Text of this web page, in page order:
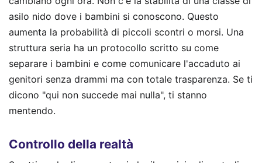
asilo nido dove i bambini si conoscono. Questo
aumenta la probabilità di piccoli scontri o morsi. Una
struttura seria ha un protocollo scritto su come
separare i bambini e come comunicare l'accaduto ai
genitori senza drammi ma con totale trasparenza. Se ti
dicono "qui non succede mai nulla", ti stanno
mentendo.
Controllo della realtà